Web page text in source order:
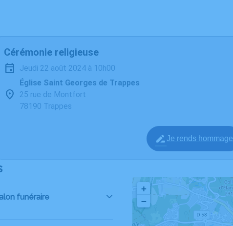
Cérémonie religieuse
jeudi 22 août 2024 à 10h00
Église Saint Georges de Trappes
25 rue de Montfort
78190 Trappes
Je rends hommage
funéraire
+
−